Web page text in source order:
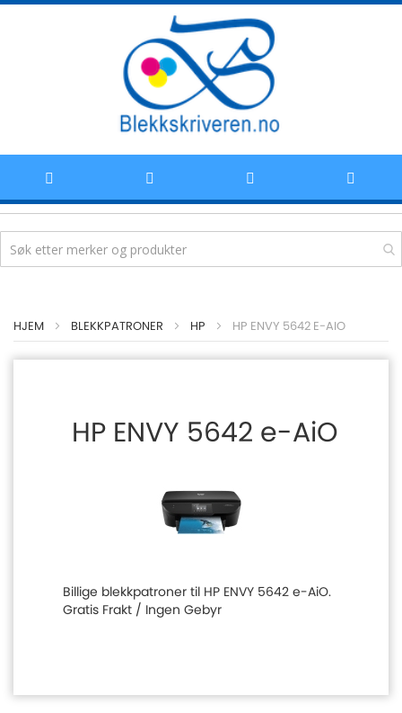
til
HJEM BLEKKPATRONER HP HP ENVY 5642 E-AIO
HP ENVY 5642 e-AiO
Billige blekkpatroner til HP ENVY 5642 e-AiO.
Gratis Frakt / Ingen Gebyr